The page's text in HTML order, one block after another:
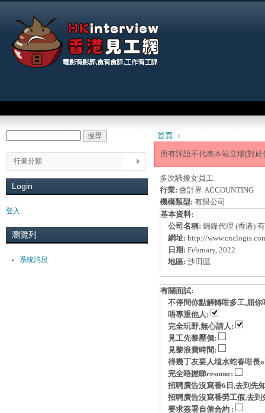
首頁›
所有評語不代表本站立場(對
多次騷擾女員工
行業: 會計界 ACCOUNTING
機構類型: 有限公司
基本資料:
公司名稱: 錦鋒代理 (香港)
網址: http://
日期: February, 2022
地區: 沙田區
有關面試:
不停問你點解轉咁多工,屈
唔專重他人:
完全玩野,無心請人:
見工先黎壓價:
見黎浪費時間:
得幾丁友要人埴水蛇春咁長
完全唔撚睇resume:
招聘廣告沒寫番6日,去到先
招聘廣告沒寫番勞工假,去
要求簽署自僱合約 :
行業分類
Login
登入
瀏覽列
系統消息